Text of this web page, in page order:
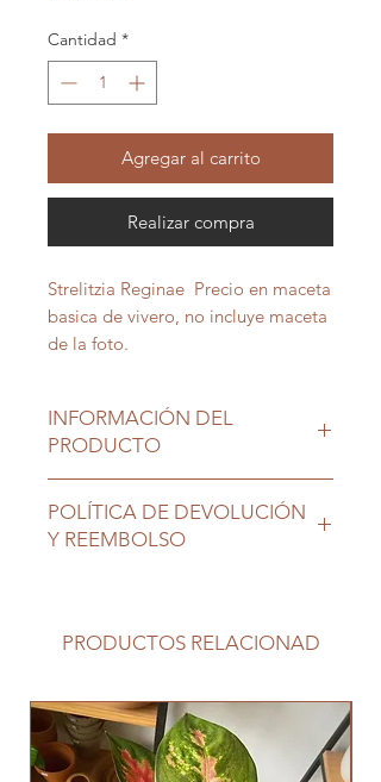
Cantidad *
Agregar al carrito
Realizar compra
Strelitzia Reginae Precio en maceta
basica de vivero, no incluye maceta
de la foto.
INFORMACIÓN DEL
PRODUCTO
tolera sol directo. Dejar secar el
sustrato entre riegos.
POLÍTICA DE DEVOLUCIÓN
Y REEMBOLSO
en su nuevo hogar no tienen
PRODUCTOS RELACIONAD